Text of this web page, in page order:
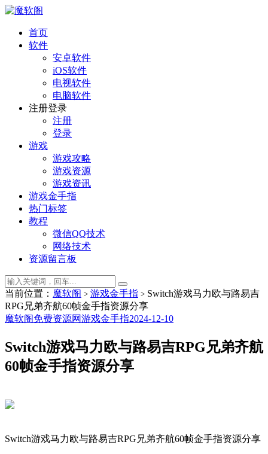
首页
软件
安卓软件
iOS软件
电视软件
电脑软件
注册登录
注册
登录
游戏
游戏攻略
游戏资源
游戏资讯
游戏金手指
热门标签
教程
微信QQ技术
网络技术
资源留言板
当前位置： 魔软阁 > 游戏金手指 > Switch游戏马力欧与路易吉
RPG兄弟齐航60帧金手指资源分享
魔软阁免费资源网游戏金手指2024-12-10
Switch游戏马力欧与路易吉RPG兄弟齐航
60帧金手指资源分享
Switch游戏马力欧与路易吉RPG兄弟齐航60帧金手指资源分享